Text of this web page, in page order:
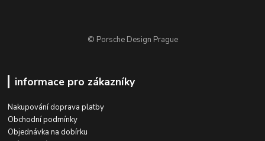
© Porsche Design Prague
informace pro zákazníky
Nakupování doprava platby
Obchodní podmínky
Objednávka na dobírku